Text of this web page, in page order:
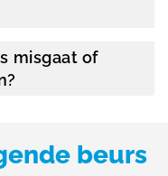
misgaat of
beurs